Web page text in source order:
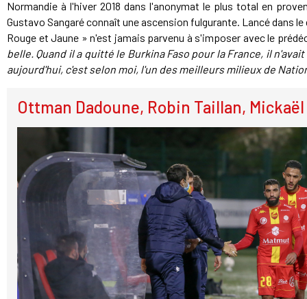
Normandie à l'hiver 2018 dans l'anonymat le plus total en
Gustavo Sangaré connaît une ascension fulgurante. Lancé dans le
Rouge et Jaune » n'est jamais parvenu à s'imposer avec le
belle. Quand il a quitté le Burkina Faso pour la France, il
aujourd'hui, c'est selon moi, l'un des meilleurs milieux de
Ottman Dadoune, Robin Taillan,